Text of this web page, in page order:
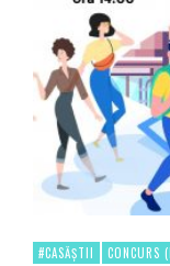
#CASĂȘTII CONCURS